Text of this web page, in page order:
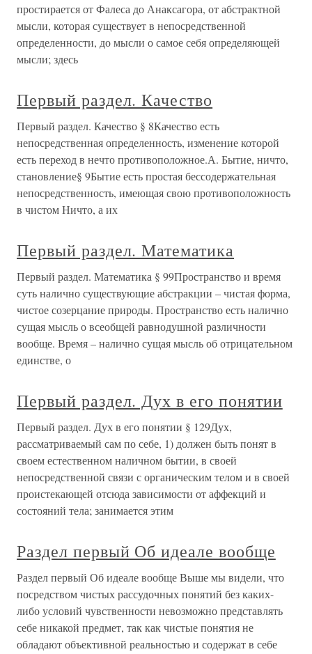
простирается от Фалеса до Анаксагора, от абстрактной
мысли, которая существует в непосредственной
определенности, до мысли о самое себя определяющей
мысли; здесь
Первый раздел. Качество
Первый раздел. Качество § 8Качество есть
непосредственная определенность, изменение которой
есть переход в нечто противоположное.А. Бытие, ничто,
становление§ 9Бытие есть простая бессодержательная
непосредственность, имеющая свою противоположность
в чистом Ничто, а их
Первый раздел. Математика
Первый раздел. Математика § 99Пространство и время
суть налично существующие абстракции – чистая форма,
чистое созерцание природы. Пространство есть налично
сущая мысль о всеобщей равнодушной различности
вообще. Время – налично сущая мысль об отрицательном
единстве, о
Первый раздел. Дух в его понятии
Первый раздел. Дух в его понятии § 129Дух,
рассматриваемый сам по себе, 1) должен быть понят в
своем естественном наличном бытии, в своей
непосредственной связи с органическим телом и в своей
проистекающей отсюда зависимости от аффекций и
состояний тела; занимается этим
Раздел первый Об идеале вообще
Раздел первый Об идеале вообще Выше мы видели, что
посредством чистых рассудочных понятий без каких-
либо условий чувственности невозможно представлять
себе никакой предмет, так как чистые понятия не
обладают объективной реальностью и содержат в себе